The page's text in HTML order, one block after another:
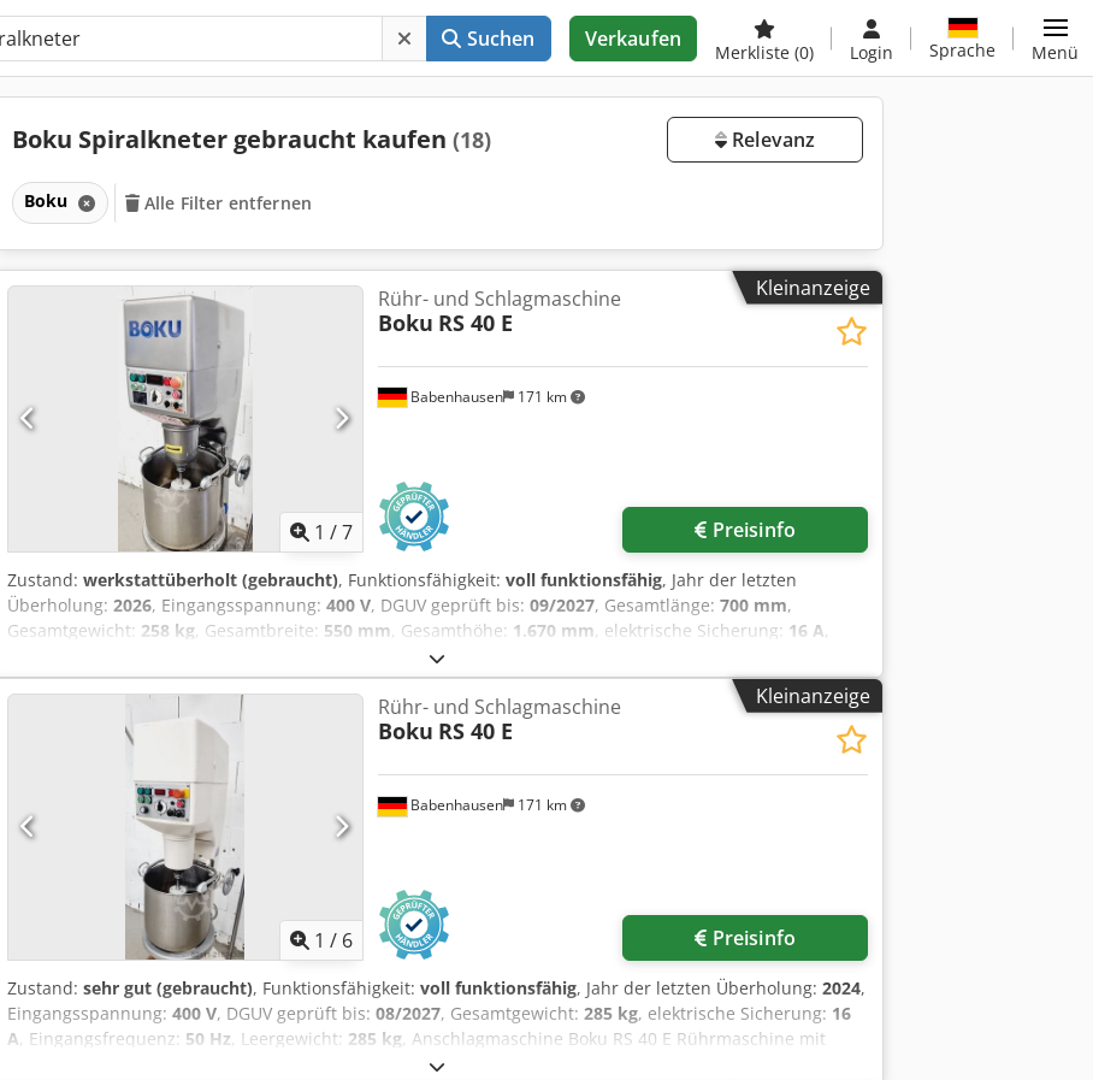
Suchen Verkaufen
Merkliste (0) Login Sprache Menü
Boku Spiralkneter gebraucht kaufen (18) Relevanz
Boku Alle Filter entfernen
Kleinanzeige
1 /7
Babenhausen 171 km
Rühr- und Schlagmaschine
Boku RS 40 E
Preisinfo
Zustand: werkstattüberholt (gebraucht), Funktionsfähigkeit: voll funktionsfähig, Jahr der letzten
Überholung: 2026, Eingangsspannung: 400 V, DGUV geprüft bis: 09/2027, Gesamtlänge: 700 mm,
Gesamtgewicht: 258 kg, Gesamtbreite: 550 mm, Gesamthöhe: 1.670 mm, elektrische Sicherung: 16 A,
, Anschlagmaschine Boku/Diosna RS 40 E 2
Arbeitsfunktionen 1 x Rühren / 1 x Schlagen Boku/Diosna Modell: RS 40 E Drehzahl Stufenlos 1
Rührbesen, 1 Schlagbesen 1 40 Liter Edelstahlkessel Arbeitswelle/Rührwelle reg. Anschluss 400V, 16A-CEE
Stecker nur bei uns DGUV V3 geprüft Gebrauchtmaschine überholt Chedpfx Apey Rhggsdsa mit
Kleinanzeige
1 / 6
Babenhausen 171 km
Rühr- und Schlagmaschine
Boku RS 40 E
Preisinfo
Zustand: sehr gut (gebraucht), Funktionsfähigkeit: voll funktionsfähig, Jahr der letzten Überholung: 2024,
Eingangsspannung: 400 V, DGUV geprüft bis: 08/2027, Gesamtgewicht: 285 kg, elektrische Sicherung: 16
A, Eingangsfrequenz: 50 Hz, Leergewicht: 285 kg, Anschlagmaschine Boku RS 40 E Rührmaschine mit
einfacher robuster Technik! 2 Arbeitsfunktionen 1 x Rühren / 1 x Schlagen 1 Rührbesen, 1 Schlagbesen 1